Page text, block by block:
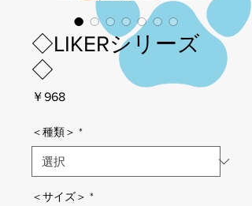
◇LIKERシリーズ
◇
￥968価
＜種類＞ *
＜サイズ＞ *